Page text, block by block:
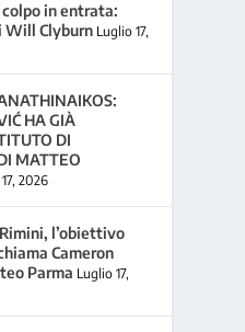
in entrata:
Will Clyburn Luglio 17,
HA GIÀ
DI
MATTEO
2026
l’obiettivo
Cameron
Parma Luglio 17,